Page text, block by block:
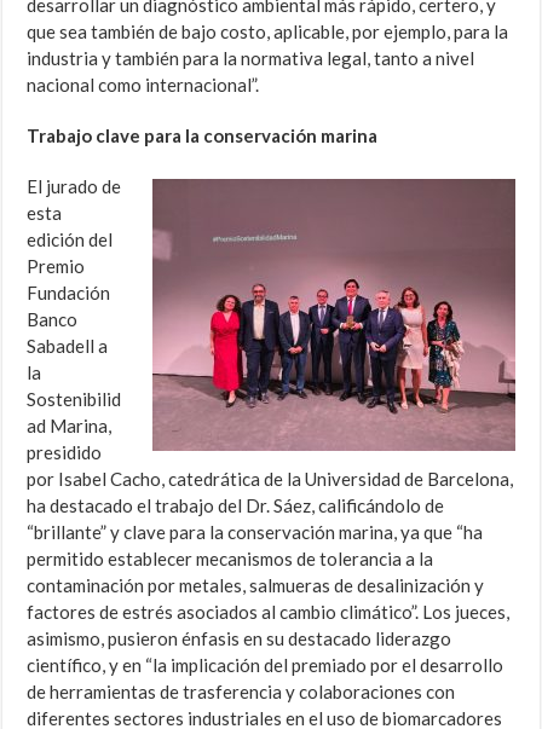
desarrollar un diagnóstico ambiental más rápido, certero, y
que sea también de bajo costo, aplicable, por ejemplo, para la
industria y también para la normativa legal, tanto a nivel
nacional como internacional”.
Trabajo clave para la conservación marina
El jurado de
esta
edición del
Premio
Fundación
Banco
Sabadell a
la
Sostenibilid
ad Marina,
presidido
por Isabel Cacho, catedrática de la Universidad de Barcelona,
ha destacado el trabajo del Dr. Sáez, calificándolo de
“brillante” y clave para la conservación marina, ya que “ha
permitido establecer mecanismos de tolerancia a la
contaminación por metales, salmueras de desalinización y
factores de estrés asociados al cambio climático”. Los jueces,
asimismo, pusieron énfasis en su destacado liderazgo
científico, y en “la implicación del premiado por el desarrollo
de herramientas de trasferencia y colaboraciones con
diferentes sectores industriales en el uso de biomarcadores